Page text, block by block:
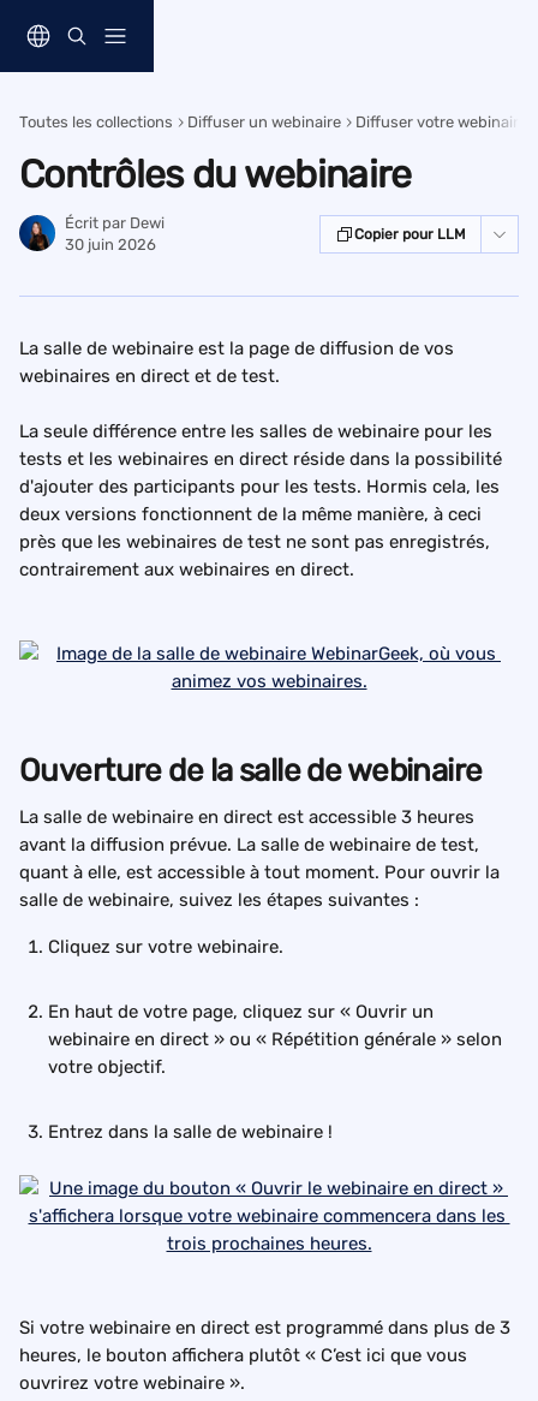
Toutes les collections Diffuser un webinaire Diffuser votre webinaire
Contrôles du webinaire
Écrit par Dewi
30 juin 2026
Copier pour LLM
La salle de webinaire est la page de diffusion de vos
webinaires en direct et de test.
La seule différence entre les salles de webinaire pour les
tests et les webinaires en direct réside dans la possibilité
d'ajouter des participants pour les tests. Hormis cela, les
deux versions fonctionnent de la même manière, à ceci
près que les webinaires de test ne sont pas enregistrés,
contrairement aux webinaires en direct.
Ouverture de la salle de webinaire
La salle de webinaire en direct est accessible 3 heures
avant la diffusion prévue. La salle de webinaire de test,
quant à elle, est accessible à tout moment. Pour ouvrir la
salle de webinaire, suivez les étapes suivantes :
Cliquez sur votre webinaire.
En haut de votre page, cliquez sur « Ouvrir un
webinaire en direct » ou « Répétition générale » selon
votre objectif.
Entrez dans la salle de webinaire !
Si votre webinaire en direct est programmé dans plus de 3
heures, le bouton affichera plutôt « C’est ici que vous
ouvrirez votre webinaire ».